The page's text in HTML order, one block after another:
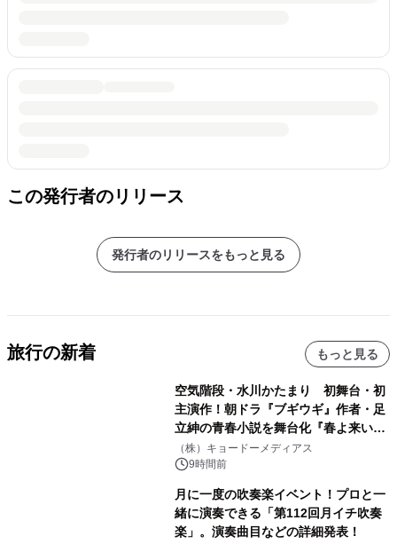
この発行者のリリース
発行者のリリースをもっと見る
旅行の新着 もっと見る
空気階段・水川かたまり 初舞台・初
主演作！朝ドラ『ブギウギ』作者・足
立紳の青春小説を舞台化『春よ来い、
マジで来い』キービジュアル解禁！
（株）キョードーメディアス
9時間前
月に一度の吹奏楽イベント！プロと一
緒に演奏できる「第112回月イチ吹奏
楽」。演奏曲目などの詳細発表！